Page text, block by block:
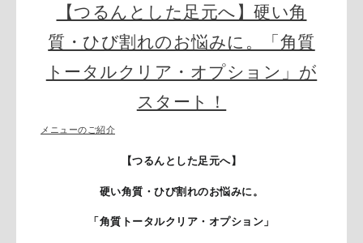
【つるんとした足元へ】硬い角
質・ひび割れのお悩みに。「角質
トータルクリア・オプション」が
スタート！
メニューのご紹介
【つるんとした足元へ】
硬い角質・ひび割れのお悩みに。
「角質トータルクリア・オプション」